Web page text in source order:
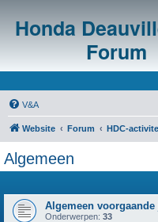
Honda
Forum
V&A
Website Forum HDC-
Algemeen
Algemeen voorgaande
Onderwerpen: 33